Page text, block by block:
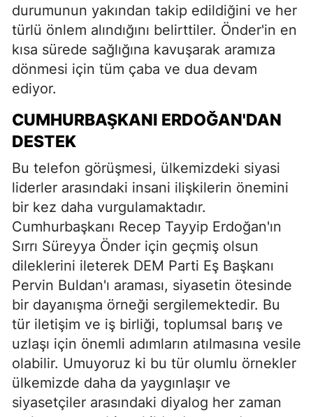
durumunun yakından takip edildiğini ve her
türlü önlem alındığını belirttiler. Önder'in en
kısa sürede sağlığına kavuşarak aramıza
dönmesi için tüm çaba ve dua devam
ediyor.
CUMHURBAŞKANI ERDOĞAN'DAN
DESTEK
Bu telefon görüşmesi, ülkemizdeki siyasi
liderler arasındaki insani ilişkilerin önemini
bir kez daha vurgulamaktadır.
Cumhurbaşkanı Recep Tayyip Erdoğan'ın
Sırrı Süreyya Önder için geçmiş olsun
dileklerini ileterek DEM Parti Eş Başkanı
Pervin Buldan'ı araması, siyasetin ötesinde
bir dayanışma örneği sergilemektedir. Bu
tür iletişim ve iş birliği, toplumsal barış ve
uzlaşı için önemli adımların atılmasına vesile
olabilir. Umuyoruz ki bu tür olumlu örnekler
ülkemizde daha da yaygınlaşır ve
siyasetçiler arasındaki diyalog her zaman